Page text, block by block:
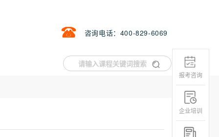
咨询电话：400-829-6069
报考咨询
企业培训